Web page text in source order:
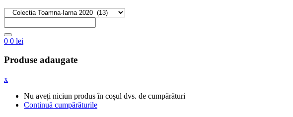
0 0 lei
Produse adaugate
x
Nu aveți niciun produs în coșul dvs. de cumpărături
Continuă cumpărăturile